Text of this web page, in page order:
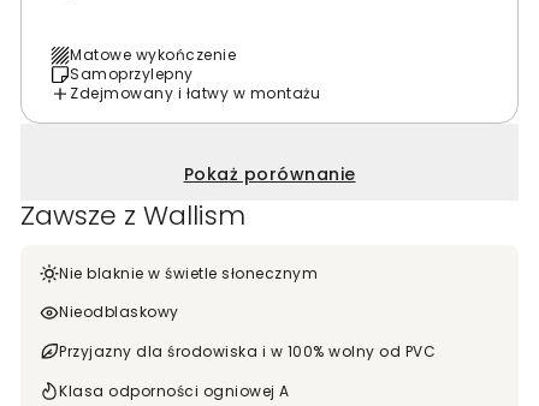
Matowe wykończenie
Samoprzylepny
Zdejmowany i łatwy w montażu
Pokaż porównanie
Zawsze z Wallism
Nie blaknie w świetle słonecznym
Nieodblaskowy
Przyjazny dla środowiska i w 100% wolny od PVC
Klasa odporności ogniowej A